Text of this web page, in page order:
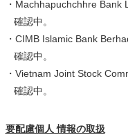
・Machhapuchchhre Bank
確認中。
・CIMB Islamic Bank
確認中。
・Vietnam Joint Stock
確認中。
要配慮個人 情報の取扱